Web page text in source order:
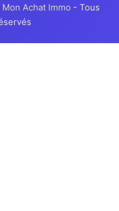
Mon Achat Immo - Tous